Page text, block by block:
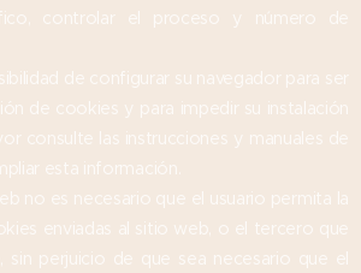
controlar el proceso y número de
de configurar su navegador para ser
de cookies y para impedir su instalación
consulte las instrucciones y manuales de
esta información.
no es necesario que el usuario permita la
enviadas al sitio web, o el tercero que
sin perjuicio de que sea necesario que el